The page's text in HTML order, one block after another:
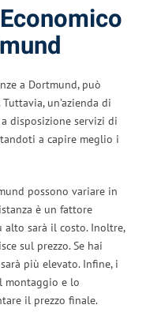
a Dortmund, può
un’azienda di
disposizione servizi di
a capire meglio i
possono variare in
è un fattore
sarà il costo. Inoltre,
sul prezzo. Se hai
più elevato. Infine, i
montaggio e lo
il prezzo finale.